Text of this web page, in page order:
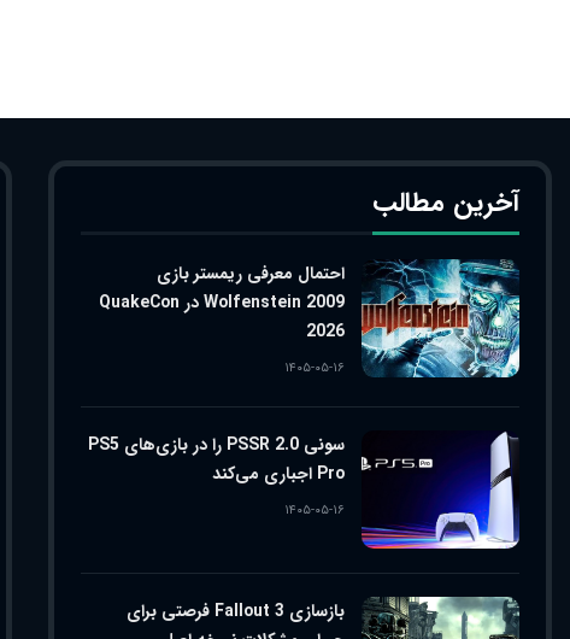
آخرین مطالب
احتمال معرفی ریمستر بازی
Wolfenstein 2009 در QuakeCon
2026
۱۴۰۵-۰۵-۱۶
سونی PSSR 2.0 را در بازی‌های PS5
Pro اجباری می‌کند
۱۴۰۵-۰۵-۱۶
بازسازی Fallout 3 فرصتی برای